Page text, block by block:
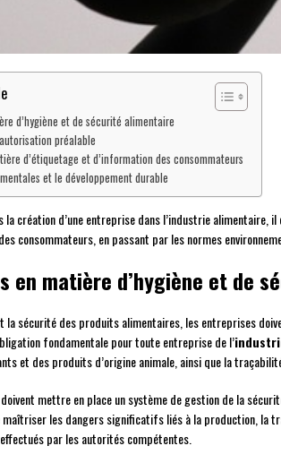
d’hygiène et de sécurité alimentaire
préalable
d’étiquetage et d’information des consommateurs
et le développement durable
la création d’une entreprise dans l’industrie
consommateurs, en passant par les normes
en matière d’hygiène et de
la sécurité des produits alimentaires, les entreprises
fondamentale pour toute entreprise de l’
et des produits d’origine animale, ainsi que la
mettre en place un système de gestion de la
les dangers significatifs liés à la production, la
par les autorités compétentes.